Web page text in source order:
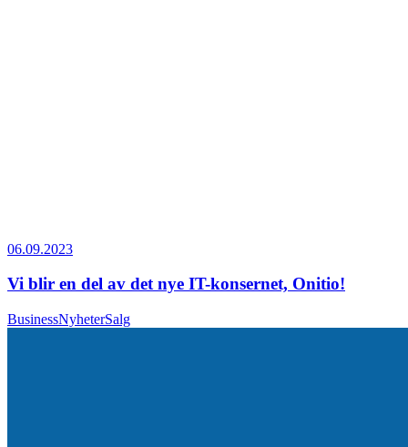
06.09.2023
Vi blir en del av det nye IT-konsernet, Onitio!
BusinessNyheterSalg